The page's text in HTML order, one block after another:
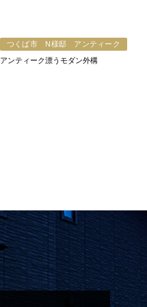
つくば市 N様邸 アンティーク
アンティーク漂うモダン外構